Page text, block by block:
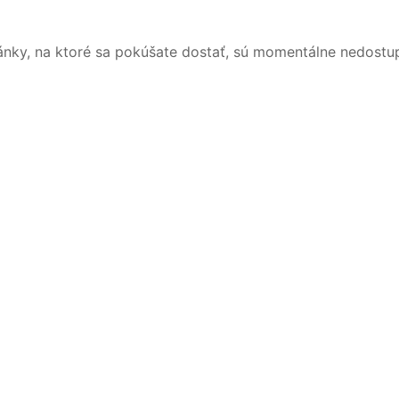
na ktoré sa pokúšate dostať, sú momentálne